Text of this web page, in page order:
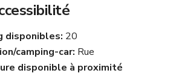
disponibles 20
camping-car Rue
disponible à proximité